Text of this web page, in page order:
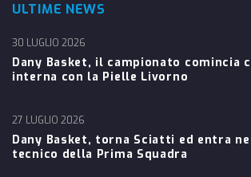
ULTIME NEWS
Dany Basket, il campionato comincia
interna con la Pielle Livorno
30 LUGLIO 2026
Dany Basket, torna Sciatti ed entra
tecnico della Prima Squadra
27 LUGLIO 2026